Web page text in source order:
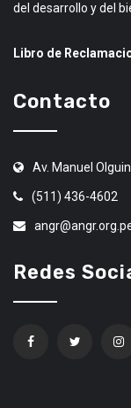
del desarrollo y del
Libro de
Contacto
Av. Manuel
(511) 436-4602
Redes